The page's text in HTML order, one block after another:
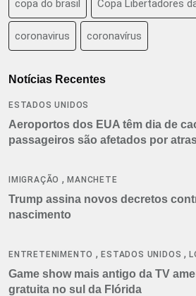
copa do brasil Copa Libertadores
coronavirus coronavírus
Notícias Recentes
ESTADOS UNIDOS
Aeroportos dos EUA têm dia de
passageiros são afetados por
IMIGRAÇÃO ,MANCHETE
Trump assina novos decretos
nascimento
ENTRETENIMENTO ,ESTADOS UNIDOS ,
Game show mais antigo da TV
gratuita no sul da Flórida